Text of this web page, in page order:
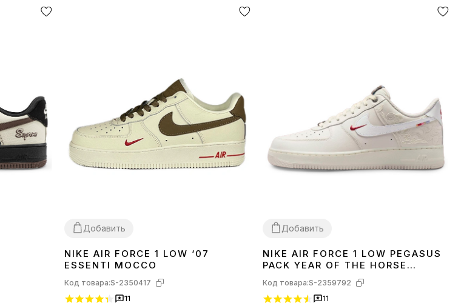
Добавить
3637 4144
NIKE AIR FORCE 1 LOW ‘07
ESSENTI MOCCO
Код товара:S-2350417
11
Добавить
3637 38 39 4041
NIKE AIR FORCE 1 LOW PEGASUS
PACK YEAR OF THE HORSE
Код товара:S-2359792
11